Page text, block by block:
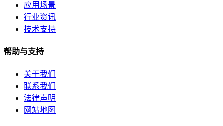
应用场景
行业资讯
技术支持
帮助与支持
关于我们
联系我们
法律声明
网站地图